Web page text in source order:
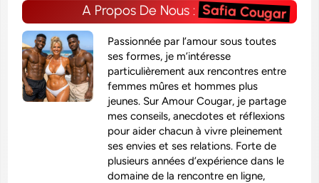
A Propos De Nous : Safia Cougar
Passionnée par l’amour sous toutes
ses formes, je m’intéresse
particulièrement aux rencontres entre
femmes mûres et hommes plus
jeunes. Sur Amour Cougar, je partage
mes conseils, anecdotes et réflexions
pour aider chacun à vivre pleinement
ses envies et ses relations. Forte de
plusieurs années d’expérience dans le
domaine de la rencontre en ligne,